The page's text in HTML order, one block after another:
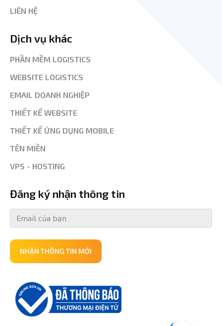
LIÊN HỆ
Dịch vụ khác
PHẦN MỀM LOGISTICS
WEBSITE LOGISTICS
EMAIL DOANH NGHIỆP
THIẾT KẾ WEBSITE
THIẾT KẾ ỨNG DỤNG MOBILE
TÊN MIỀN
VPS - HOSTING
Đăng ký nhận thông tin
NHẬN THÔNG TIN MỚI